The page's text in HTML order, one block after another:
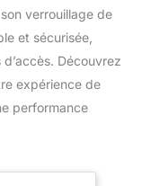
verrouillage de
et sécurisée,
Découvrez
expérience de
performance